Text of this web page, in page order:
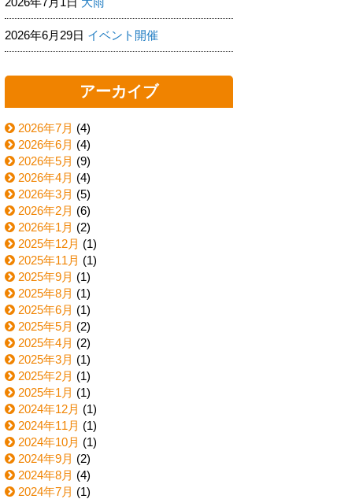
2026年6月29日 イベント開催
アーカイブ
2026年7月 (4)
2026年6月 (4)
2026年5月 (9)
2026年4月 (4)
2026年3月 (5)
2026年2月 (6)
2026年1月 (2)
2025年12月 (1)
2025年11月 (1)
2025年9月 (1)
2025年8月 (1)
2025年6月 (1)
2025年5月 (2)
2025年4月 (2)
2025年3月 (1)
2025年2月 (1)
2025年1月 (1)
2024年12月 (1)
2024年11月 (1)
2024年10月 (1)
2024年9月 (2)
2024年8月 (4)
2024年7月 (1)